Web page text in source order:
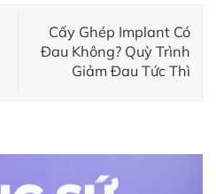
Cấy Ghép Implant Có
Đau Không? Quỳ Trình
Giảm Đau Tức Thì